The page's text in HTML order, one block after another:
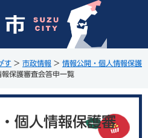
す > 市政情報 > 情報公開・個人情報保護
保護審査会答申一覧
個人情報保護審